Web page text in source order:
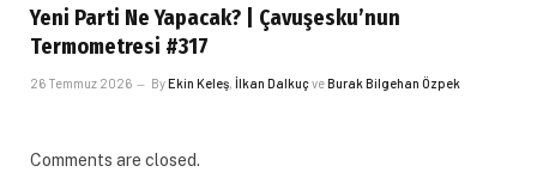
Yeni Parti Ne Yapacak? | Çavuşesku’nun
Termometresi #317
26 Temmuz 2026 ByEkin Keleş, İlkan DalkuçveBurak Bilgehan Özpek
Comments are closed.